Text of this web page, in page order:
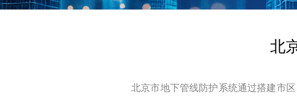
北
北京市地下管线防护系统通过搭建市